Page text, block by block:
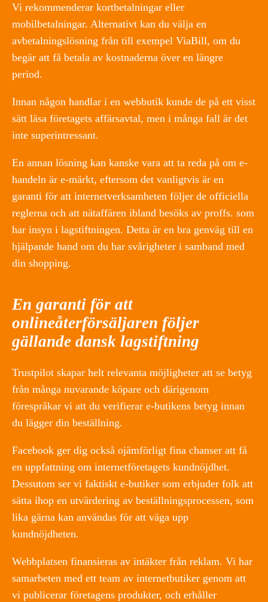
Vi rekommenderar kortbetalningar eller
mobilbetalningar. Alternativt kan du välja en
avbetalningslösning från till exempel ViaBill, om du
begär att få betala av kostnaderna över en längre
period.
Innan någon handlar i en webbutik kunde de på ett visst
sätt läsa företagets affärsavtal, men i många fall är det
inte superintressant.
En annan lösning kan kanske vara att ta reda på om e-
handeln är e-märkt, eftersom det vanligtvis är en
garanti för att internetverksamheten följer de officiella
reglerna och att nätaffären ibland besöks av proffs. som
har insyn i lagstiftningen. Detta är en bra genväg till en
hjälpande hand om du har svårigheter i samband med
din shopping.
En garanti för att
onlineåterförsäljaren följer
gällande dansk lagstiftning
Trustpilot skapar helt relevanta möjligheter att se betyg
från många nuvarande köpare och därigenom
förespråkar vi att du verifierar e-butikens betyg innan
du lägger din beställning.
Facebook ger dig också ojämförligt fina chanser att få
en uppfattning om internetföretagets kundnöjdhet.
Dessutom ser vi faktiskt e-butiker som erbjuder folk att
sätta ihop en utvärdering av beställningsprocessen, som
lika gärna kan användas för att väga upp
kundnöjdheten.
Webbplatsen finansieras av intäkter från reklam. Vi har
samarbeten med ett team av internetbutiker genom att
vi publicerar företagens produkter, och erhåller